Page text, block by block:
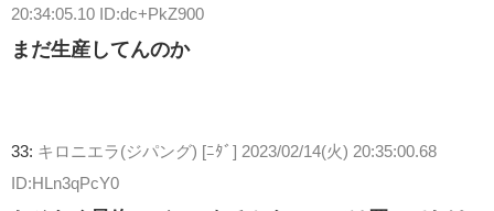
20:34:05.10 ID:dc+PkZ900
まだ生産してんのか
33: キロニエラ(ジパング) [ﾆﾀﾞ] 2023/02/14(火) 20:35:00.68
ID:HLn3qPcY0